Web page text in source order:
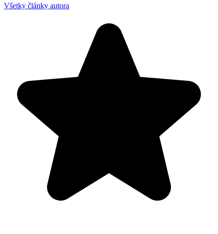
Všetky články autora